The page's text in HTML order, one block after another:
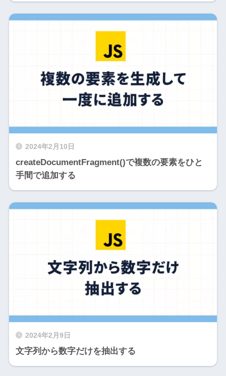
2024年2月10日
createDocumentFragment()で複数の要素をひと
手間で追加する
2024年2月9日
文字列から数字だけを抽出する